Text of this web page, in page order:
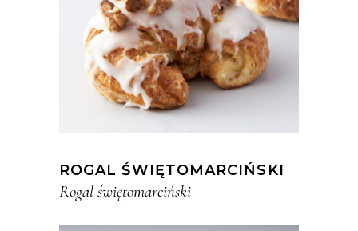
ROGAL ŚWIĘTOMARCIŃSKI
Rogal świętomarciński